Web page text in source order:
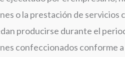
o la prestación de
producirse durante el
confeccionados conforme